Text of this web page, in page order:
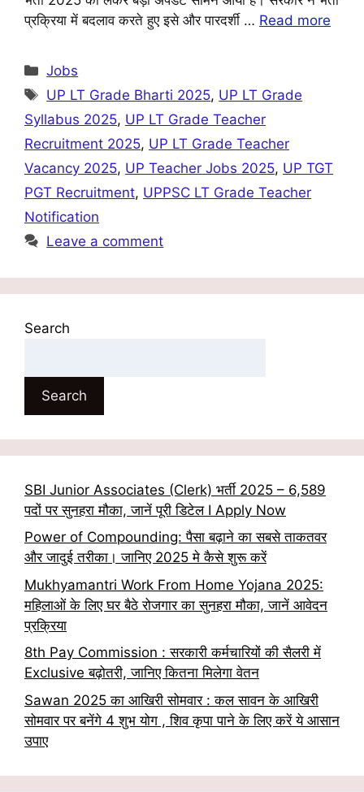
प्रक्रिया में बदलाव करते हुए इसे और पारदर्शी … Read more
Categories
Jobs
Tags
UP LT Grade Bharti 2025, UP LT Grade
Syllabus 2025, UP LT Grade Teacher
Recruitment 2025, UP LT Grade Teacher
Vacancy 2025, UP Teacher Jobs 2025, UP TGT
PGT Recruitment, UPPSC LT Grade Teacher
Notification
Leave a comment
Search
Search
SBI Junior Associates (Clerk) भर्ती 2025 – 6,589
पदों पर सुनहरा मौका, जानें पूरी डिटेल I Apply Now
Power of Compounding: पैसा बढ़ाने का सबसे ताकतवर
और जादुई तरीका। जानिए 2025 मे कैसे शुरू करें
Mukhyamantri Work From Home Yojana 2025:
महिलाओं के लिए घर बैठे रोजगार का सुनहरा मौका, जानें आवेदन
प्रक्रिया
8th Pay Commission : सरकारी कर्मचारियों की सैलरी में
Exclusive बढ़ोतरी, जानिए कितना मिलेगा वेतन
Sawan 2025 का आखिरी सोमवार : कल सावन के आखिरी
सोमवार पर बनेंगे 4 शुभ योग , शिव कृपा पाने के लिए करें ये आसान
उपाए